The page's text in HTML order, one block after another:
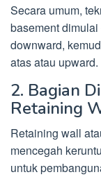
Secara umum,
basement
downward,
atas atau upward.
2. Bagian
Retaining
Retaining wall
mencegah
untuk